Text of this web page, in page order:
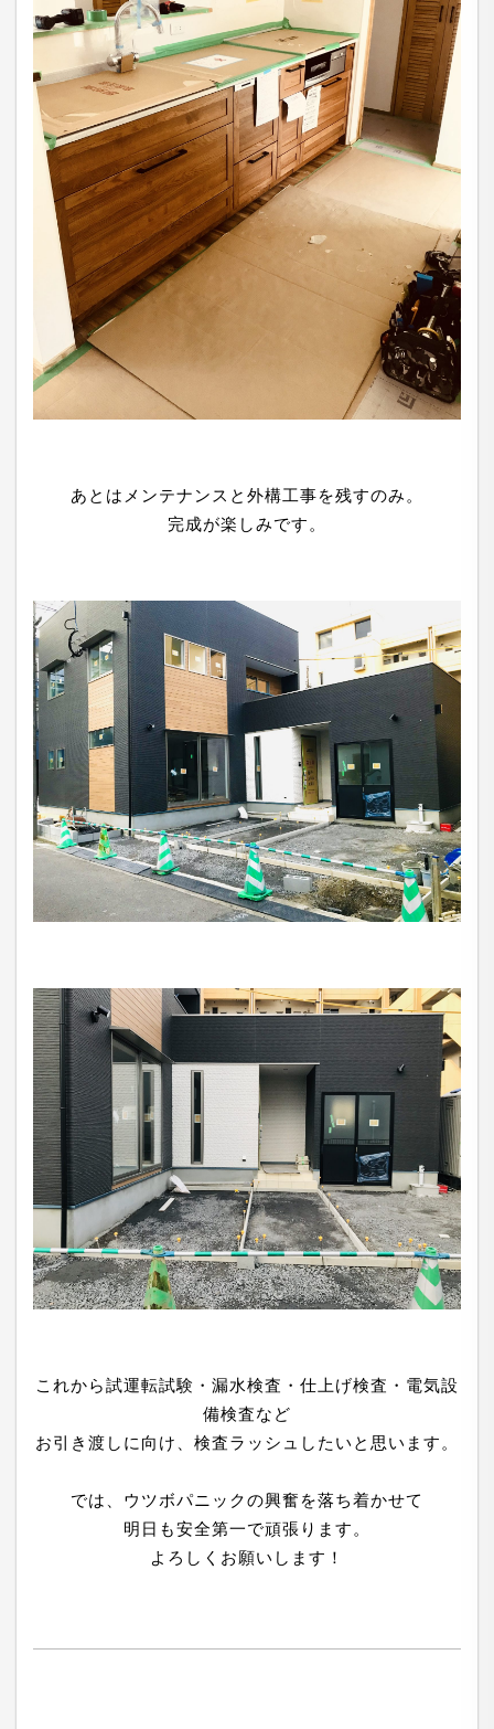
あとはメンテナンスと外構工事を残すのみ。
完成が楽しみです。
これから試運転試験・漏水検査・仕上げ検査・電気設
備検査など
お引き渡しに向け、検査ラッシュしたいと思います。
では、ウツボパニックの興奮を落ち着かせて
明日も安全第一で頑張ります。
よろしくお願いします！